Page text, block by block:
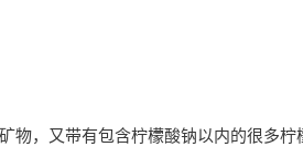
物，又带有包含柠檬酸钠以内的很多柠